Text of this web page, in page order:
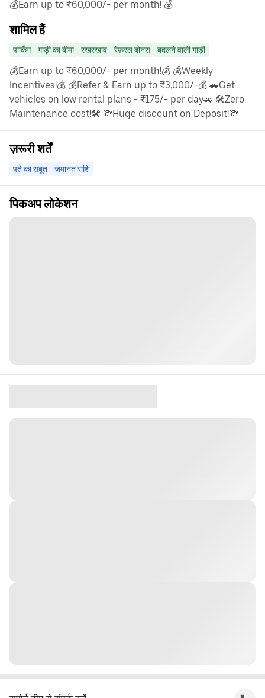
💰Earn up to ₹60,000/- per month! 💰
शामिल हैं
पार्किंग गाड़ी का बीमा रखरखाव रेफ़रल बोनस बदलने वाली गाड़ी
💰Earn up to ₹60,000/- per month!💰 💰Weekly
Incentives!💰 💰Refer & Earn up to ₹3,000/-💰 🚗Get
vehicles on low rental plans - ₹175/- per day🚗 🛠️Zero
Maintenance cost!🛠️ 💸Huge discount on Deposit!💸
ज़रूरी शर्तें
पते का सबूत ज़मानत राशि
पिकअप लोकेशन